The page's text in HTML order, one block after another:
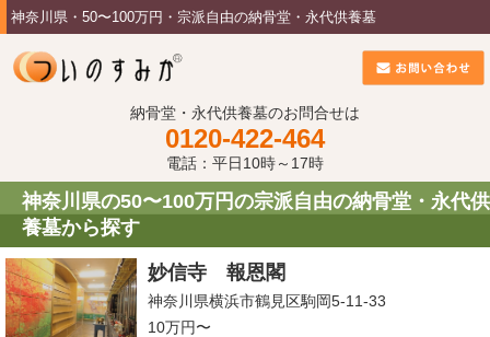
神奈川県・50〜100万円・宗派自由の納骨堂・永代供養墓
納骨堂・永代供養墓のお問合せは
0120-422-464
電話：平日10時～17時
神奈川県の50〜100万円の宗派自由の納骨堂・永代供
養墓から探す
妙信寺 報恩閣
神奈川県横浜市鶴見区駒岡5-11-33
10万円〜